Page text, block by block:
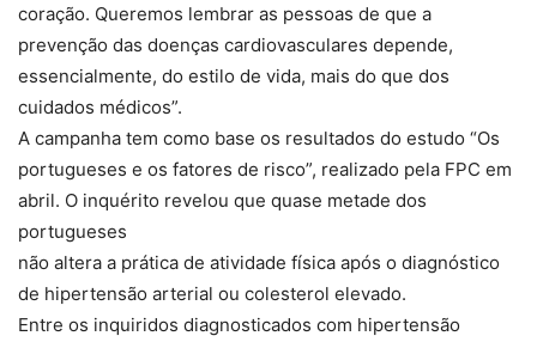
coração. Queremos lembrar as pessoas de que a
prevenção das doenças cardiovasculares depende,
essencialmente, do estilo de vida, mais do que dos
cuidados médicos”.
A campanha tem como base os resultados do estudo “Os
portugueses e os fatores de risco”, realizado pela FPC em
abril. O inquérito revelou que quase metade dos
portugueses
não altera a prática de atividade física após o diagnóstico
de hipertensão arterial ou colesterol elevado.
Entre os inquiridos diagnosticados com hipertensão